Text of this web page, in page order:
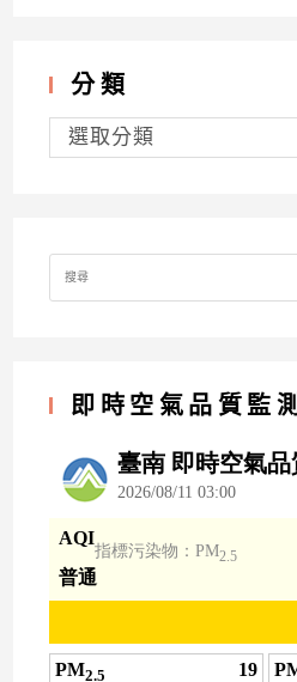
分類
分
類選取分類
Search
for:
即時空氣品質監測